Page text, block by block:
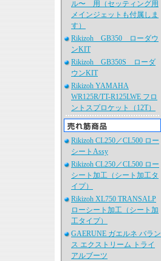
ル〜 用（セッティング用
メインジェットも付属しま
す）
Rikizoh GB350 ローダウ
ンKIT
Rikizoh GB350S ローダ
ウンKIT
Rikizoh YAMAHA
WR125R/TT-R125LWE フロ
ントスプロケット（12T）
Rikizoh CL250／CL500 ロー
シートAssy
Rikizoh CL250／CL500 ロー
シート加工（シート加工タ
イプ）
Rikizoh XL750 TRANSALP
ローシート加工（シート加
工タイプ）
GAERUNE ガエルネ バラン
ス エクストリーム トライ
アルブーツ